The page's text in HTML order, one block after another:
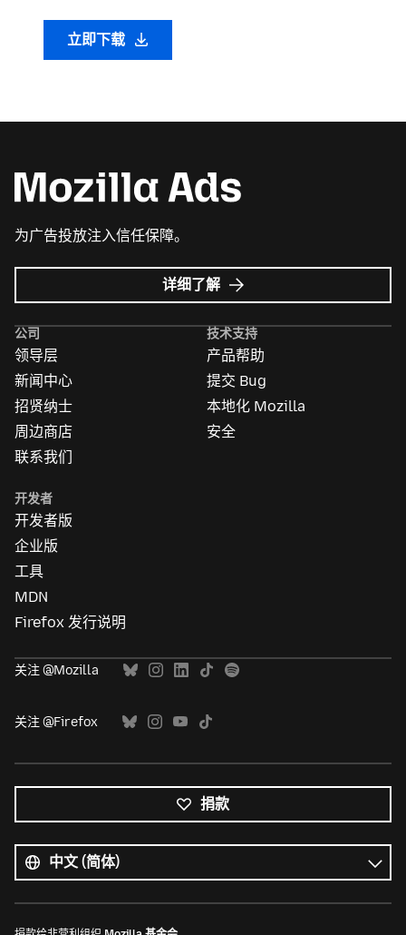
立即下载
为广告投放注入信任保障。
详细了解 Mozilla
广
公司
领导层
新闻中心
招贤纳士
周边商店
联系我们
技术支持
产品帮助
提交 Bug
本地化 Mozilla
安全
开发者
开发者版
企业版
工具
MDN
Firefox 发行说明
关注 @Mozilla
关注 @Firefox
捐款
有
语
言
语
言